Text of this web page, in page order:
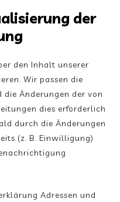
der
den Inhalt unserer
Wir passen die
Änderungen der von
dies erforderlich
durch die Änderungen
(z. B. Einwilligung)
Adressen und